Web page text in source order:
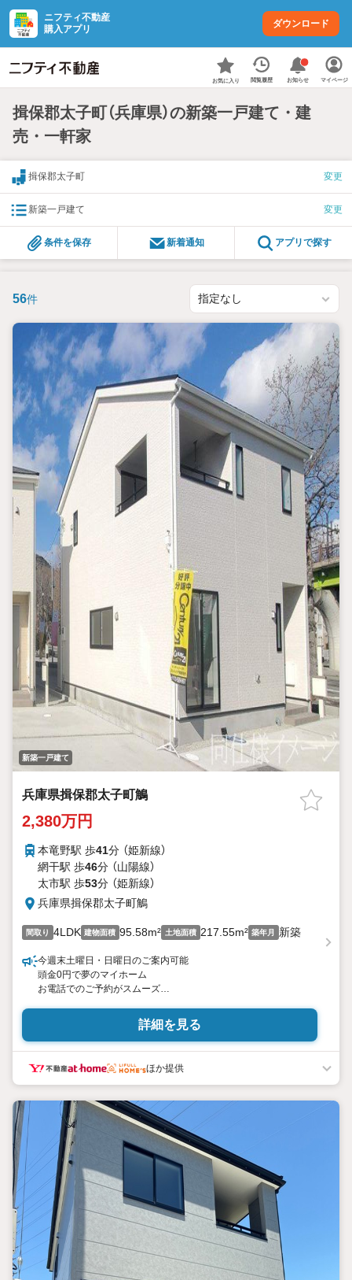
ニフティ不動産
購入アプリ
ダウンロード
お気に入り 閲覧履歴 お知らせ マイページ
揖保郡太子町（兵庫県）の新築一戸建て・建
売・一軒家
揖保郡太子町 変更
新築一戸建て 変更
条件を保存 新着通知 アプリで探す
56件
新築一戸建て
兵庫県揖保郡太子町鵤
2,380万円
本竜野駅 歩41分 （姫新線）
網干駅 歩46分 （山陽線）
太市駅 歩53分 （姫新線）
兵庫県揖保郡太子町鵤
間取り 4LDK 建物面積 95.58m² 土地面積 217.55m² 築年月 新築
今週末土曜日・日曜日のご案内可能
頭金0円で夢のマイホーム
お電話でのご予約がスムーズ
・JR姫新線「本竜野駅」歩46分（3680m）
・斑鳩小学校歩12分（920m）
・太子西中学校歩22分（1710m）
・耐震＋制震の家、クワイエ！制震装置（SAFE365）で地震の揺れ
を抑え、耐震性能を維持
・駐車3台/ワイドバルコニー/納戸/オール電化
弊社が選ばれる理由
1.お金の扱い方のプロ、ファイナンシャルプランナーが資金計画
をサポート！
2.買い替えなどにも対応できる売却専門チームあり！
3.たくさんの銀行と繋がりがあるため、最も低金利になるように
審査が可能！
4.物件のお引渡し後に必要になったお家のリフォームも弊社のリ
詳細を見る
ほか提供